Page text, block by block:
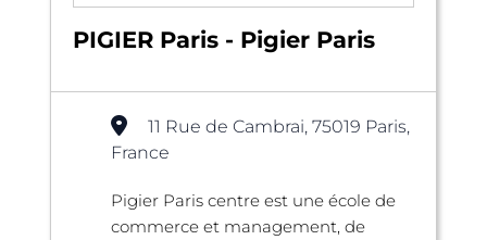
PIGIER Paris - Pigier Paris
11 Rue de Cambrai, 75019 Paris,
France
Pigier Paris centre est une école de
commerce et management, de